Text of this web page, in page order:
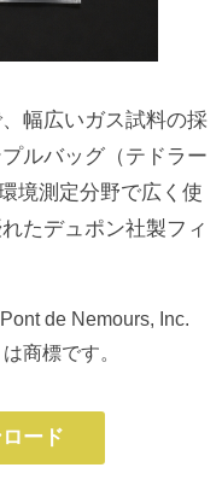
幅広いガス試料の採
ルバッグ（テドラー
境測定分野で広く使
たデュポン社製フィ
de Nemours, Inc.
商標です。
ード